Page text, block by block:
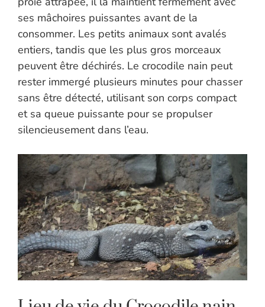
ses mâchoires puissantes avant de la
consommer. Les petits animaux sont avalés
entiers, tandis que les plus gros morceaux
peuvent être déchirés. Le crocodile nain peut
rester immergé plusieurs minutes pour chasser
sans être détecté, utilisant son corps compact
et sa queue puissante pour se propulser
silencieusement dans l’eau.